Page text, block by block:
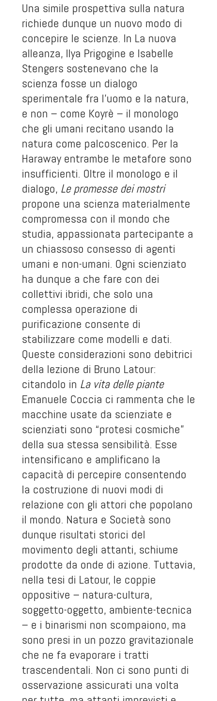
Una simile prospettiva sulla natura
richiede dunque un nuovo modo di
concepire le scienze. In La nuova
alleanza, Ilya Prigogine e Isabelle
Stengers sostenevano che la
scienza fosse un dialogo
sperimentale fra l’uomo e la natura,
e non – come Koyrè – il monologo
che gli umani recitano usando la
natura come palcoscenico. Per la
Haraway entrambe le metafore sono
insufficienti. Oltre il monologo e il
dialogo, Le promesse dei mostri
propone una scienza materialmente
compromessa con il mondo che
studia, appassionata partecipante a
un chiassoso consesso di agenti
umani e non-umani. Ogni scienziato
ha dunque a che fare con dei
collettivi ibridi, che solo una
complessa operazione di
purificazione consente di
stabilizzare come modelli e dati.
Queste considerazioni sono debitrici
della lezione di Bruno Latour:
citandolo in La vita delle piante
Emanuele Coccia ci rammenta che le
macchine usate da scienziate e
scienziati sono “protesi cosmiche”
della sua stessa sensibilità. Esse
intensificano e amplificano la
capacità di percepire consentendo
la costruzione di nuovi modi di
relazione con gli attori che popolano
il mondo. Natura e Società sono
dunque risultati storici del
movimento degli attanti, schiume
prodotte da onde di azione. Tuttavia,
nella tesi di Latour, le coppie
oppositive – natura-cultura,
soggetto-oggetto, ambiente-tecnica
– e i binarismi non scompaiono, ma
sono presi in un pozzo gravitazionale
che ne fa evaporare i tratti
trascendentali. Non ci sono punti di
osservazione assicurati una volta